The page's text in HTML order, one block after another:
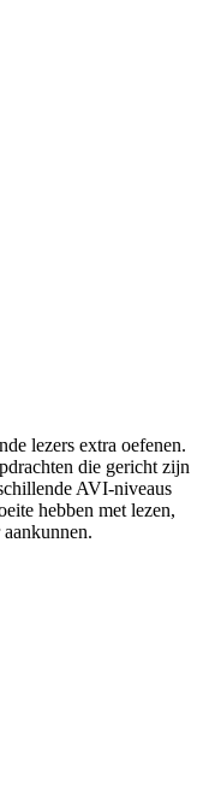
lezers extra oefenen.
die gericht zijn
AVI-niveaus
hebben met lezen,